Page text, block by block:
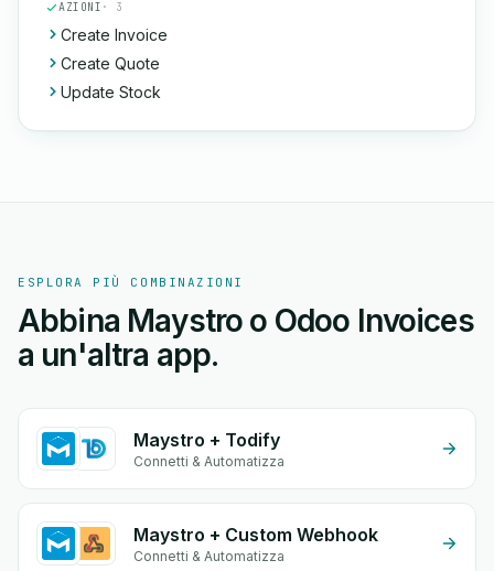
AZIONI · 3
Create Invoice
Create Quote
Update Stock
ESPLORA PIÙ COMBINAZIONI
Abbina Maystro o Odoo Invoices
a un'altra app.
Maystro + Todify
Connetti & Automatizza
Maystro + Custom Webhook
Connetti & Automatizza